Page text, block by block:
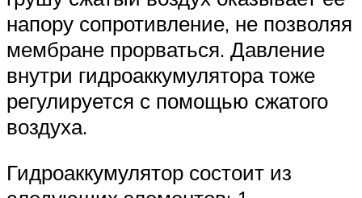
напору сопротивление, не позволяя
мембране прорваться. Давление
внутри гидроаккумулятора тоже
регулируется с помощью сжатого
воздуха.
Гидроаккумулятор состоит из